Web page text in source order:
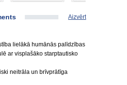
Aizvērt
lielākā humānās palīdzības
ar visplašāko starptautisko
neitrāla un brīvprātīga